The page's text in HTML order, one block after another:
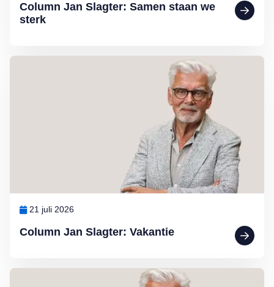
Column Jan Slagter: Samen staan we
sterk
Column Jan Slagter: Vakantie
21 juli 2026
Lees meer over Column Jan Slagter: Vakantie
Lees meer over Column Jan Slagter: Marjan Berk